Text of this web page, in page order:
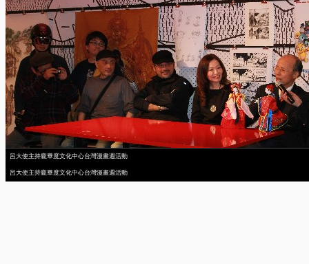
呂大使主持龐畢度文化中心台灣漫畫週活動
呂大使主持龐畢度文化中心台灣漫畫週活動